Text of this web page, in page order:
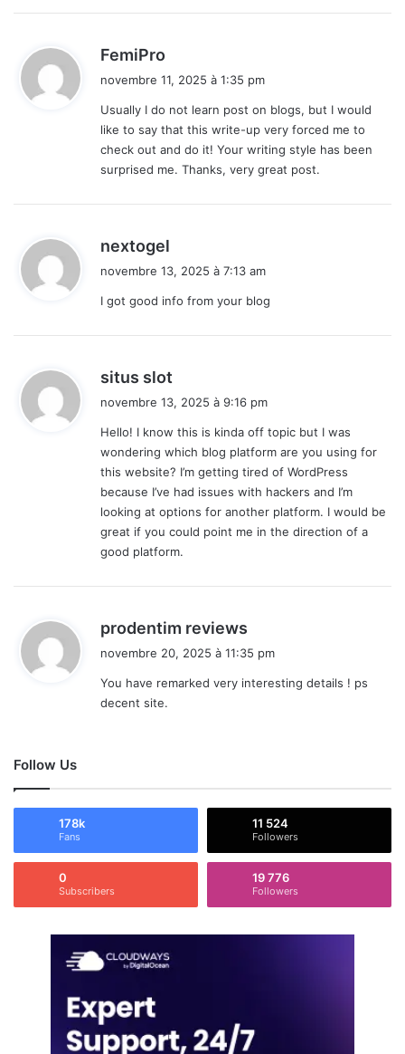
FemiPro
:
novembre 11, 2025 à 1:35 pm
Usually I do not learn post on blogs, but I would
like to say that this write-up very forced me to
check out and do it! Your writing style has been
surprised me. Thanks, very great post.
nextogel
novembre 13, 2025 à 7:13 am
I got good info from your blog
situs slot
t
:
novembre 13, 2025 à 9:16 pm
Hello! I know this is kinda off topic but I was
wondering which blog platform are you using for
this website? I’m getting tired of WordPress
because I’ve had issues with hackers and I’m
looking at options for another platform. I would be
great if you could point me in the direction of a
good platform.
prodentim reviews
novembre 20, 2025 à 11:35 pm
You have remarked very interesting details ! ps
decent site.
Follow Us
178k
Fans
11 524
Followers
0
Subscribers
19 776
Followers